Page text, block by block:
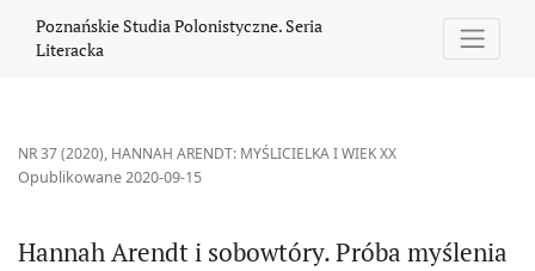
Poznańskie Studia Polonistyczne. Seria
Literacka
NR 37 (2020), HANNAH ARENDT: MYŚLICIELKA I WIEK XX
Hannah Arendt i sobowtóry. Próba myślenia
Opublikowane 2020-09-15